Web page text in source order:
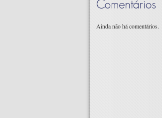
Ainda não há comentários.